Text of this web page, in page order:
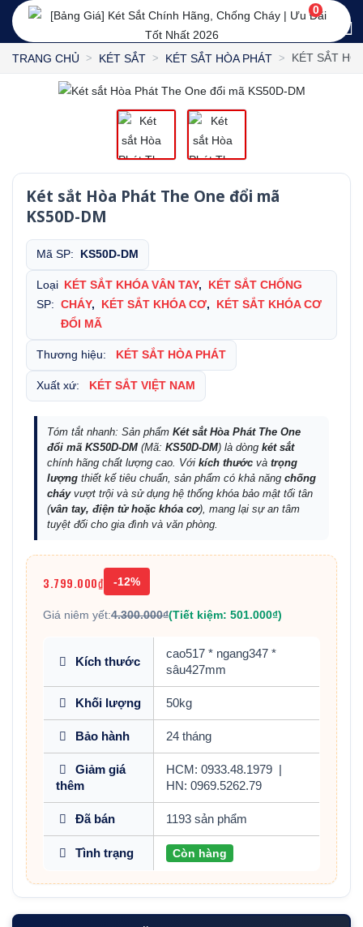
0
TRANG CHỦ KÉT SẮT KÉT SẮT HÒA PHÁT KÉT SẮT
Két sắt Hòa Phát The One đổi mã
KS50D-DM
Mã SP: KS50D-DM
Loại
SP:
KÉT SẮT KHÓA VÂN TAY,
KÉT SẮT CHỐNG
CHÁY, KÉT SẮT KHÓA CƠ,
KÉT SẮT KHÓA CƠ
ĐỔI MÃ
Thương hiệu: KÉT SẮT HÒA PHÁT
Xuất xứ: KÉT SẮT VIỆT NAM
Tóm tắt nhanh: Sản phẩm Két sắt Hòa Phát The One
đổi mã KS50D-DM (Mã: KS50D-DM) là dòng két sắt
chính hãng chất lượng cao. Với kích thước và trọng
lượng thiết kế tiêu chuẩn, sản phẩm có khả năng chống
cháyvượt trội và sử dụng hệ thống khóa bảo mật tối tân
(vân tay, điện tử hoặc khóa cơ), mang lại sự an tâm
tuyệt đối cho gia đình và văn phòng.
3.799.000₫ -12%
Giá niêm yết:4.300.000₫(Tiết kiệm: 501.000₫)
Kích thước
cao517 * ngang347 *
sâu427mm
Khối lượng 50kg
Bảo hành 24 tháng
Giảm giá
thêm
HCM: 0933.48.1979
HN: 0969.5262.79
Đã bán 1193 sản phẩm
Tình trạng Còn hàng